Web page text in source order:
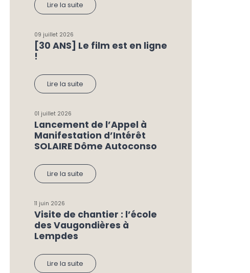
Lire la suite
09 juillet 2026
[30 ANS] Le film est en ligne
!
Lire la suite
01 juillet 2026
Lancement de l’Appel à
Manifestation d’Intérêt
SOLAIRE Dôme Autoconso
Lire la suite
11 juin 2026
Visite de chantier : l’école
des Vaugondières à
Lempdes
Lire la suite